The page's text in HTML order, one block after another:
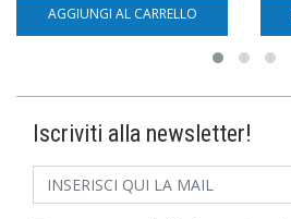
AGGIUNGI AL CARRELLO
Iscriviti alla newsletter!